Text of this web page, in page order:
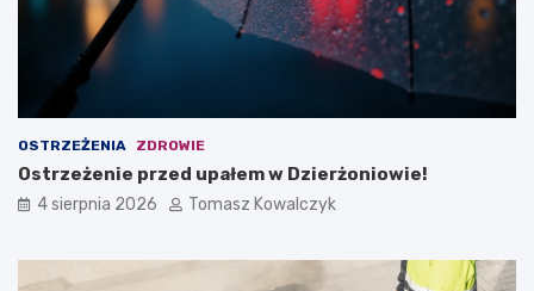
OSTRZEŻENIA ZDROWIE
Ostrzeżenie przed upałem w Dzierżoniowie!
4 sierpnia 2026 Tomasz Kowalczyk